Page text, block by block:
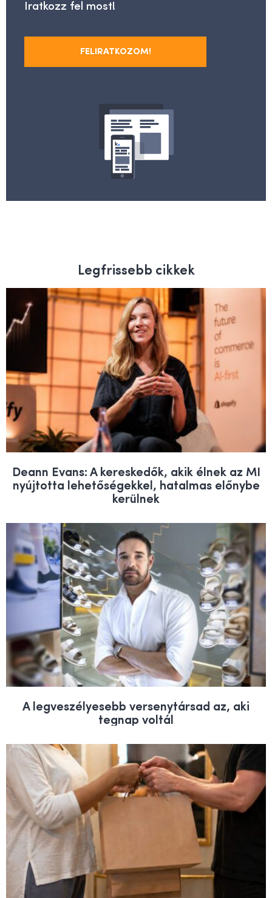
Iratkozz fel most!
FELIRATKOZOM!
Legfrissebb cikkek
Deann Evans: A kereskedők, akik élnek az MI
nyújtotta lehetőségekkel, hatalmas előnybe
kerülnek
A legveszélyesebb versenytársad az, aki
tegnap voltál